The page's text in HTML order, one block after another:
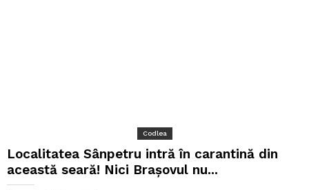
Codlea
Localitatea Sânpetru intră în carantină din
această seară! Nici Brașovul nu...